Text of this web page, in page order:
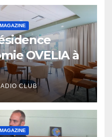
MAGAZINE
OVELIA à
CLUB
MAGAZINE